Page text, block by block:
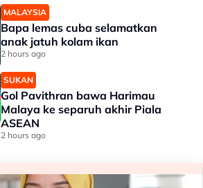
MALAYSIA
Bapa lemas cuba selamatkan
anak jatuh kolam ikan
2 hours ago
SUKAN
Gol Pavithran bawa Harimau
Malaya ke separuh akhir Piala
ASEAN
2 hours ago